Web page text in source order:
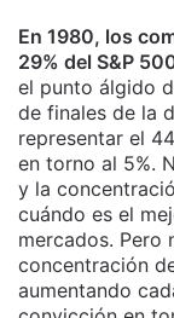
En 1980, los
29% del S&P
el punto álgido
de finales de la
representar el
en torno al 5%.
y la
cuándo es el
mercados. Pero
concentración
aumentando